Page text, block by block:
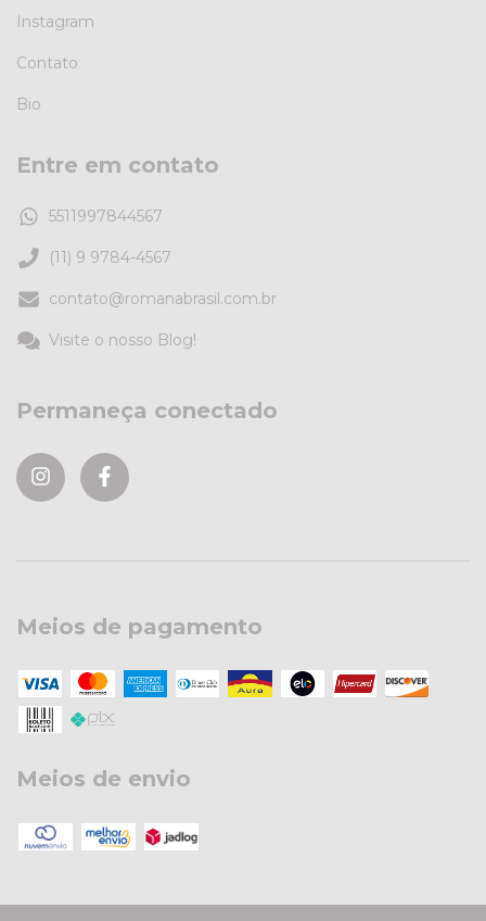
Instagram
Contato
Bio
Entre em contato
5511997844567
(11) 9 9784-4567
contato@romanabrasil.com.br
Visite o nosso Blog!
Permaneça conectado
Meios de pagamento
Meios de envio